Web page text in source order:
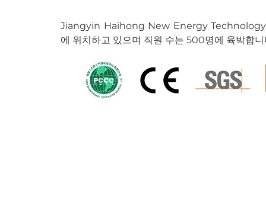
Jiangyin Haihong New Energy Technology
에 위치하고 있으며 직원 수는 500명에 육박합니